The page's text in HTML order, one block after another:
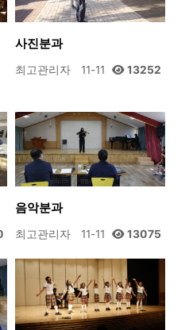
사진분과
최고관리자 11-11 13252
음악분과
최고관리자 11-11 13075